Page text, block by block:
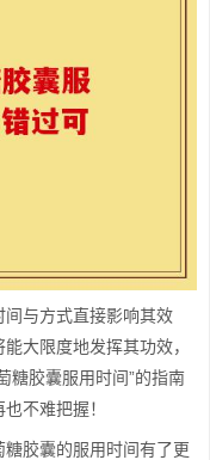
与方式直接影响其效
大限度地发挥其功效，
糖胶囊服用时间”的指南
不难把握！
胶囊的服用时间有了更